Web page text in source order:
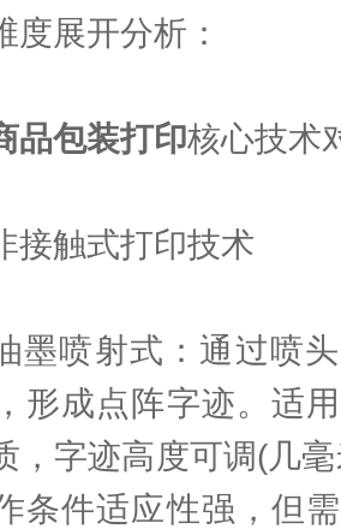
度展开分析：
品包装打印核心技术
触式打印技术
喷射式：通过喷头
形成点阵字迹。适
，字迹高度可调(几
条件适应性强，但